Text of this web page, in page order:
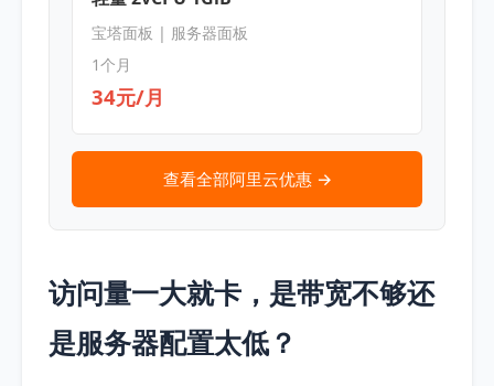
宝塔面板 | 服务器面板
1个月
34元/月
查看全部阿里云优惠 →
访问量一大就卡，是带宽不够还
是服务器配置太低？